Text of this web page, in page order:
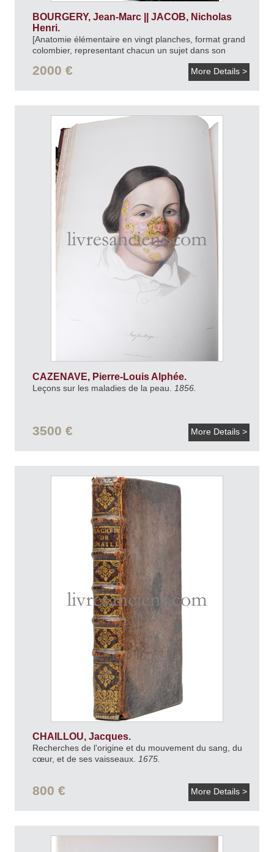
BOURGERY, Jean-Marc || JACOB, Nicholas
Henri.
[Anatomie élémentaire en vingt planches, format grand
colombier, representant chacun un sujet dans son
[1854].
2000 € More Details >
CAZENAVE, Pierre-Louis Alphée.
Leçons sur les maladies de la peau. 1856.
3500 € More Details >
CHAILLOU, Jacques.
Recherches de l'origine et du mouvement du sang, du
cœur, et de ses vaisseaux. 1675.
800 € More Details >